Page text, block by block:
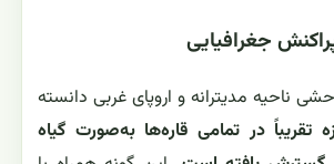
جغرافیایی
ناحیه مدیترانه و اروپای غربی دانسته
تقریباً در تمامی قاره‌ها به‌صورت گیاه